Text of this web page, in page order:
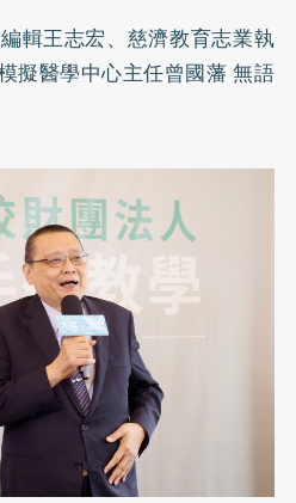
輯王志宏、慈濟教育志業執
擬醫學中心主任曾國藩 無語